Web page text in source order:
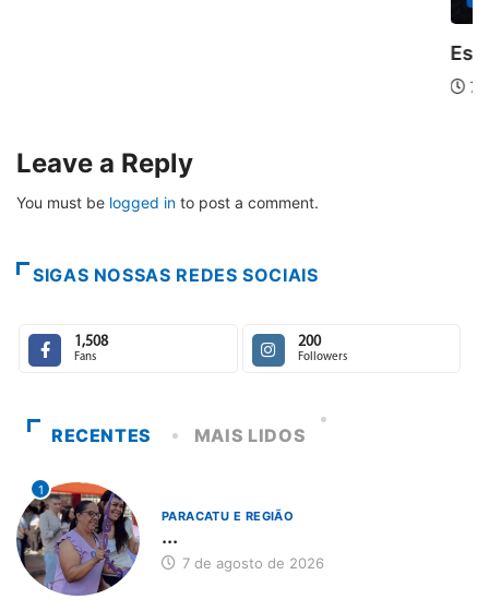
Escuta, protagonismo e direitos marcam o
Leave a Reply
You must be logged in to post a comment.
SIGAS NOSSAS REDES SOCIAIS
1,508
Fans
200
Followers
RECENTES MAIS LIDOS
1
PARACATU E REGIÃO
...
7 de agosto de 2026